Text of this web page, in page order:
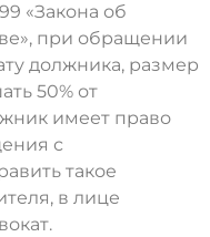
«Закона об
при обращении
должника, размер
50% от
имеет право
с
такое
в лице